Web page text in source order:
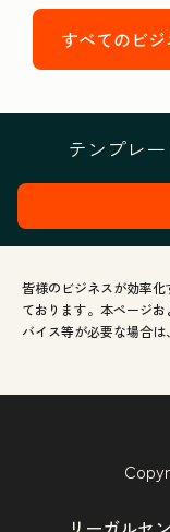
すべてのビ
テンプレ
皆様のビジネスが効率
ております。本ページ
バイス等が必要な場合